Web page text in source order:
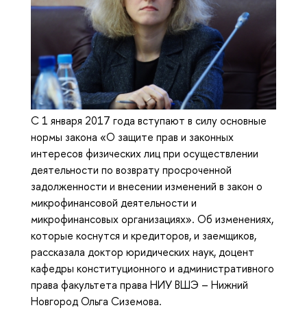
С 1 января 2017 года вступают в силу основные
нормы закона «О защите прав и законных
интересов физических лиц при осуществлении
деятельности по возврату просроченной
задолженности и внесении изменений в закон о
микрофинансовой деятельности и
микрофинансовых организациях». Об изменениях,
которые коснутся и кредиторов, и заемщиков,
рассказала доктор юридических наук, доцент
кафедры конституционного и административного
права факультета права НИУ ВШЭ – Нижний
Новгород Ольга Сиземова.